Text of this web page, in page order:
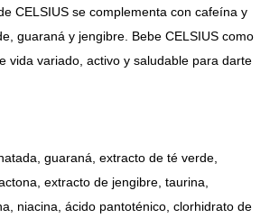
CELSIUS se complementa con cafeína y
guaraná y jengibre. Bebe CELSIUS como
vida variado, activo y saludable para darte
guaraná, extracto de té verde,
extracto de jengibre, taurina,
niacina, ácido pantoténico, clorhidrato de